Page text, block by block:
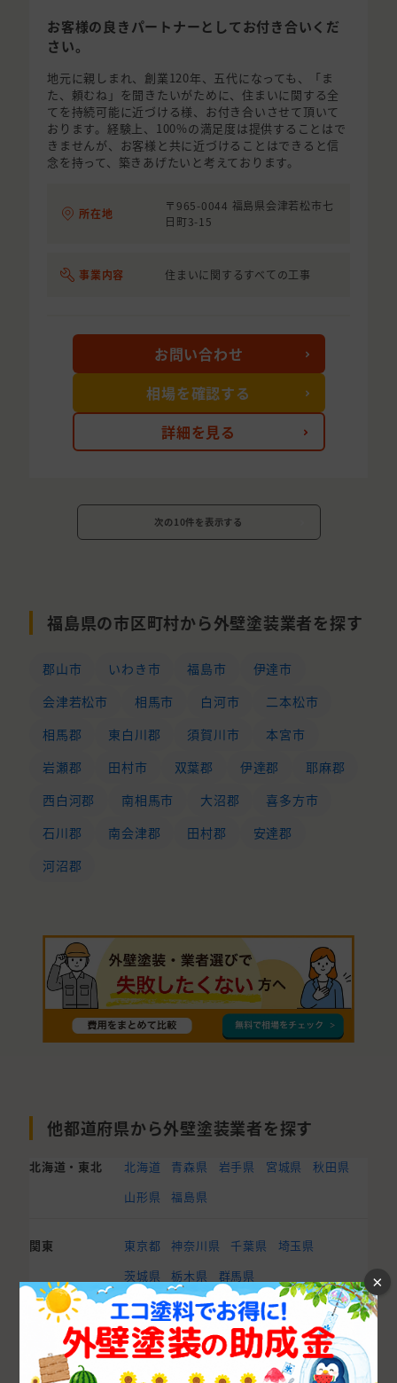
お客様の良きパートナーとしてお付き合いくだ
さい。
地元に親しまれ、創業120年、五代になっても、「ま
た、頼むね」を聞きたいがために、住まいに関する全
てを持続可能に近づける様、お付き合いさせて頂いて
おります。経験上、100%の満足度は提供することはで
きませんが、お客様と共に近づけることはできると信
念を持って、築きあげたいと考えております。
所在地
〒965-0044 福島県会津若松市七
日町3-15
事業内容 住まいに関するすべての工事
詳細を見る
お問い合わせ
相場を確認する
次の10件を表示する
福島県の市区町村から外壁塗装業者を探す
郡山市 いわき市 福島市
伊達市
会津若松市
相馬市 白河市
二本松市
相馬郡
東白川郡 須賀川市
本宮市
岩瀬郡
田村市 双葉郡 伊達郡
耶麻郡
西白河郡
南相馬市 大沼郡
喜多方市
石川郡
南会津郡 田村郡
安達郡
河沼郡
他都道府県から外壁塗装業者を探す
北海道・東北 北海道 青森県 岩手県 宮城県
秋田県
山形県
福島県
関東 東京都 神奈川県 千葉県
埼玉県
茨城県
栃木県 群馬県
甲信越・北陸 山梨県 長野県 石川県 新潟県
富山県
福井県
×